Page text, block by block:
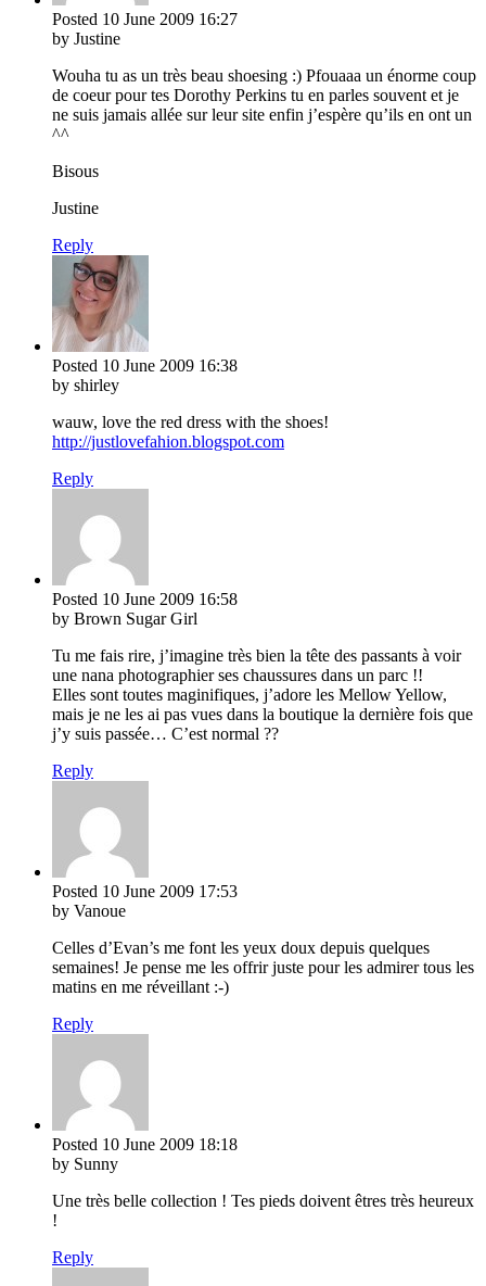
Posted 10 June 2009 16:27
by Justine
Wouha tu as un très beau shoesing :) Pfouaaa un énorme coup
de coeur pour tes Dorothy Perkins tu en parles souvent et je
ne suis jamais allée sur leur site enfin j’espère qu’ils en ont un
^^
Bisous
Justine
Reply
Posted 10 June 2009 16:38
by shirley
wauw, love the red dress with the shoes!
http://justlovefahion.blogspot.com
Reply
Posted 10 June 2009 16:58
by Brown Sugar Girl
Tu me fais rire, j’imagine très bien la tête des passants à voir
une nana photographier ses chaussures dans un parc !!
Elles sont toutes maginifiques, j’adore les Mellow Yellow,
mais je ne les ai pas vues dans la boutique la dernière fois que
j’y suis passée… C’est normal ??
Reply
Posted 10 June 2009 17:53
by Vanoue
Celles d’Evan’s me font les yeux doux depuis quelques
semaines! Je pense me les offrir juste pour les admirer tous les
matins en me réveillant :-)
Reply
Posted 10 June 2009 18:18
by Sunny
Une très belle collection ! Tes pieds doivent êtres très heureux
!
Reply